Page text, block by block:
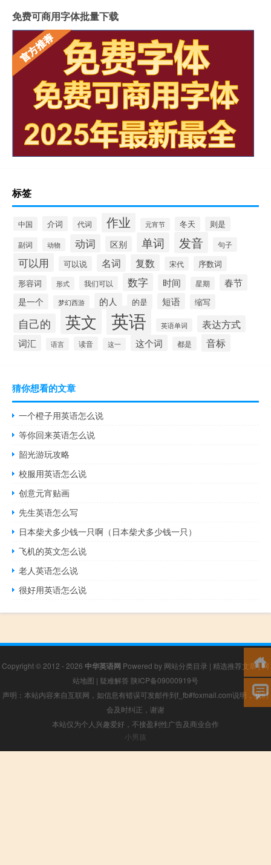
免费可商用字体批量下载
标签
中国 介词 代词 作业 元宵节 冬天
则是
副词
动物 动词 区别 单词 发音 句子
可以用 可以说 名词 复数 宋代
序数词
形容词
形式 我们可以 数字 时间 星期 春节
是一个 梦幻西游 的人 的是 短语 缩写
自己的 英文 英语 英语单词 表达方式
词汇 语言 读音 这一 这个词 都是 音标
猜你想看的文章
一个橙子用英语怎么说
等你回来英语怎么说
韶光游玩攻略
校服用英语怎么说
创意元宵贴画
先生英语怎么写
日本柴犬多少钱一只啊（日本柴犬多少钱一只）
飞机的英文怎么说
老人英语怎么说
很好用英语怎么说
Copyright © 2012 - 2026 中华英语网 Powered by 网站分类目录 | 精选推荐文章|网
站地图 | 疑难解答 陕ICP备09000919号
声明：本站内容来自互联网，如信息有错误可发邮件到f_fb#foxmail.com说明，我们
会及时纠正，谢谢
本站仅为个人兴趣爱好，不接盈利性广告及商业合作
小男孩